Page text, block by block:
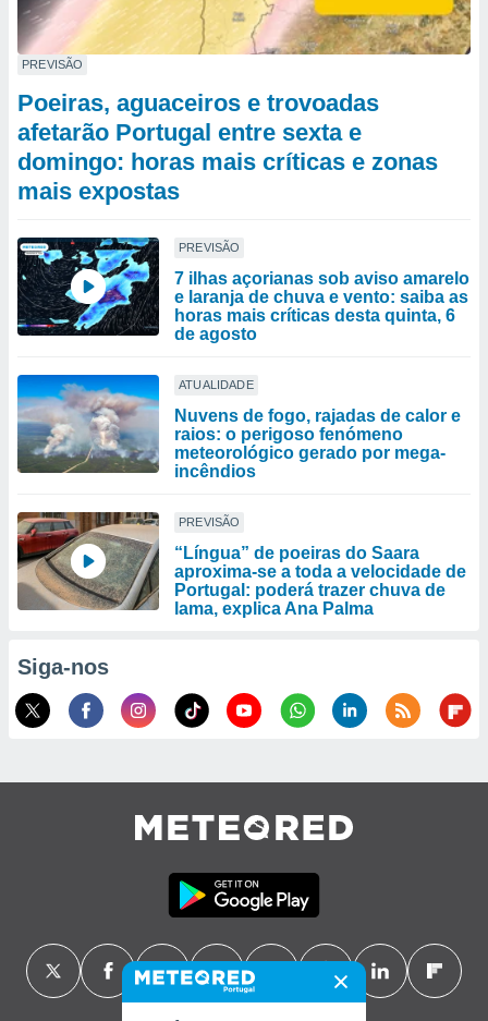
PREVISÃO
Poeiras, aguaceiros e trovoadas
afetarão Portugal entre sexta e
domingo: horas mais críticas e zonas
mais expostas
PREVISÃO
7 ilhas açorianas sob aviso amarelo
e laranja de chuva e vento: saiba as
horas mais críticas desta quinta, 6
de agosto
ATUALIDADE
Nuvens de fogo, rajadas de calor e
raios: o perigoso fenómeno
meteorológico gerado por mega-
incêndios
PREVISÃO
“Língua” de poeiras do Saara
aproxima-se a toda a velocidade de
Portugal: poderá trazer chuva de
lama, explica Ana Palma
Siga-nos